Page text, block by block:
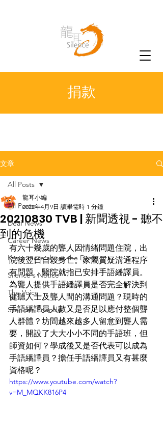
捐款
文章
All Posts
Deaf News
Career News
Know more about the Deaf
Silence's Notice
The Voice
Silence’s Friends
All Posts
20210830 TVB | 新聞透視 - 聽不
到的危機
龍耳小編
2022年4月9日 讀畢需時 1 分鐘
有六十幾歲的聾人因情緒問題住院，出
院後翌日自殺身亡。家屬質疑溝通程序
有問題，醫院就指已安排手語繙譯員。
為聾人提供手語繙譯員是否完全解決到
健聽人士及聾人間的溝通問題？現時的
手語繙譯員人數又是否足以應付整個聾
人群體？坊間越來越多人留意到聾人需
要，開設了大大小小不同的手語班，但
師資如何？學成後又是否代表可以成為
手語繙譯員？擔任手語繙譯員又有甚麼
資格呢？
https://www.youtube.com/watch?
v=M_MQKK816P4